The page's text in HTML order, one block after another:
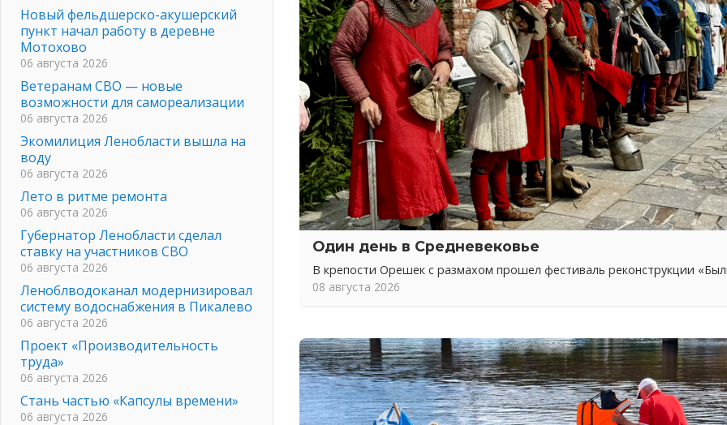
Один день в Средневековье
В крепости Орешек с размахом прошел фестиваль реконструкции
08 августа 2026
Новый фельдшерско-акушерский
пункт начал работу в деревне
Мотохово
06 августа 2026
Ветеранам СВО — новые
возможности для самореализации
06 августа 2026
Экомилиция Ленобласти вышла на
воду
06 августа 2026
Лето в ритме ремонта
06 августа 2026
Губернатор Ленобласти сделал
ставку на участников СВО
06 августа 2026
Леноблводоканал модернизировал
систему водоснабжения в Пикалево
06 августа 2026
Проект «Производительность
труда»
06 августа 2026
Стань частью «Капсулы времени»
06 августа 2026